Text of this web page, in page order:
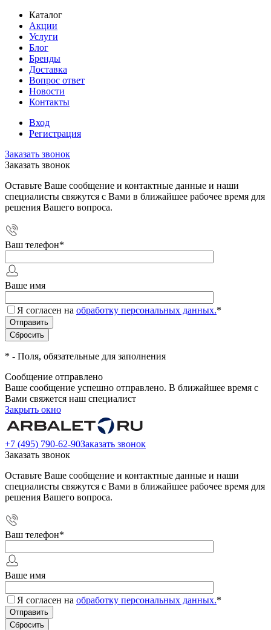
Каталог
Акции
Услуги
Блог
Бренды
Доставка
Вопрос ответ
Новости
Контакты
Вход
Регистрация
Заказать звонок
Заказать звонок
Оставьте Ваше сообщение и контактные данные и наши
специалисты свяжутся с Вами в ближайшее рабочее время для
решения Вашего вопроса.
Ваш телефон*
Ваше имя
Я согласен на обработку персональных данных.*
* - Поля, обязательные для заполнения
Сообщение отправлено
Ваше сообщение успешно отправлено. В ближайшее время с
Вами свяжется наш специалист
Закрыть окно
+7 (495) 790-62-90Заказать звонок
Заказать звонок
Оставьте Ваше сообщение и контактные данные и наши
специалисты свяжутся с Вами в ближайшее рабочее время для
решения Вашего вопроса.
Ваш телефон*
Ваше имя
Я согласен на обработку персональных данных.*